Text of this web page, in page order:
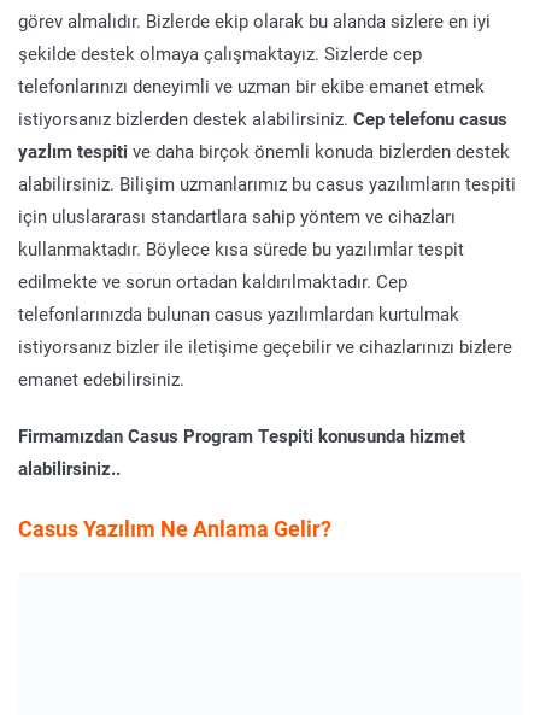
görev almalıdır. Bizlerde ekip olarak bu alanda sizlere en iyi
şekilde destek olmaya çalışmaktayız. Sizlerde cep
telefonlarınızı deneyimli ve uzman bir ekibe emanet etmek
istiyorsanız bizlerden destek alabilirsiniz. Cep telefonu casus
yazlım tespiti ve daha birçok önemli konuda bizlerden destek
alabilirsiniz. Bilişim uzmanlarımız bu casus yazılımların tespiti
için uluslararası standartlara sahip yöntem ve cihazları
kullanmaktadır. Böylece kısa sürede bu yazılımlar tespit
edilmekte ve sorun ortadan kaldırılmaktadır. Cep
telefonlarınızda bulunan casus yazılımlardan kurtulmak
istiyorsanız bizler ile iletişime geçebilir ve cihazlarınızı bizlere
emanet edebilirsiniz.
Firmamızdan Casus Program Tespiti konusunda hizmet
alabilirsiniz..
Casus Yazılım Ne Anlama Gelir?